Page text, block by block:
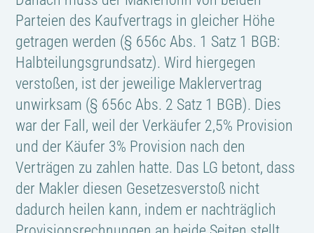
Parteien des Kaufvertrags in gleicher Höhe
getragen werden (§ 656c Abs. 1 Satz 1 BGB:
Halbteilungsgrundsatz). Wird hiergegen
verstoßen, ist der jeweilige Maklervertrag
unwirksam (§ 656c Abs. 2 Satz 1 BGB). Dies
war der Fall, weil der Verkäufer 2,5% Provision
und der Käufer 3% Provision nach den
Verträgen zu zahlen hatte. Das LG betont, dass
der Makler diesen Gesetzesverstoß nicht
dadurch heilen kann, indem er nachträglich